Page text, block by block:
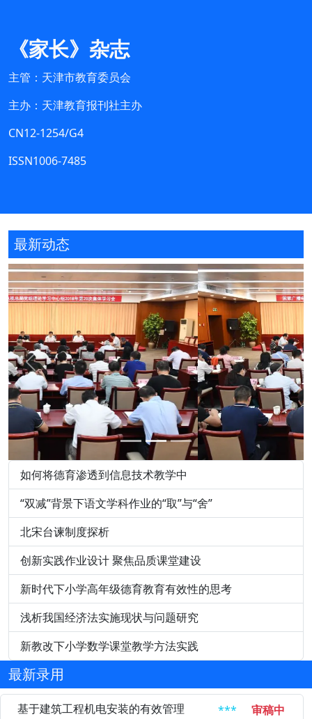
《家长》杂志
主管：天津市教育委员会
主办：天津教育报刊社主办
CN12-1254/G4
ISSN1006-7485
最新动态
Previous Next
如何将德育渗透到信息技术教学中
“双减”背景下语文学科作业的“取”与“舍”
北宋台谏制度探析
创新实践作业设计 聚焦品质课堂建设
新时代下小学高年级德育教育有效性的思考
浅析我国经济法实施现状与问题研究
新教改下小学数学课堂教学方法实践
最新录用
基于建筑工程机电安装的有效管理 ***
审稿中